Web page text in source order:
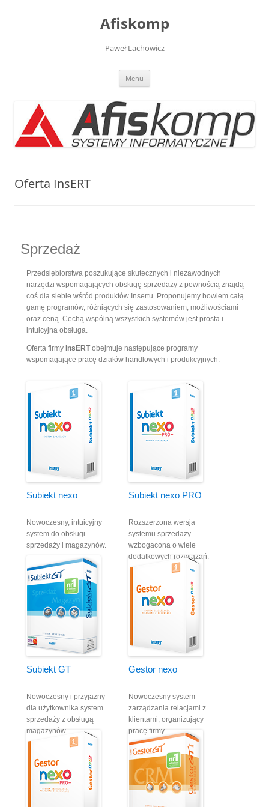
Afiskomp
Paweł Lachowicz
Menu
Oferta InsERT
Sprzedaż
Przedsiębiorstwa poszukujące skutecznych i niezawodnych
narzędzi wspomagających obsługę sprzedaży z pewnością znajdą
coś dla siebie wśród produktów Insertu. Proponujemy bowiem całą
gamę programów, różniących się zastosowaniem, możliwościami
oraz ceną. Cechą wspólną wszystkich systemów jest prosta i
intuicyjna obsługa.
Oferta firmy InsERTobejmuje następujące programy
wspomagające pracę działów handlowych i produkcyjnych:
Subiekt nexo
Nowoczesny, intuicyjny
system do obsługi
sprzedaży i magazynów.
Subiekt nexo PRO
Rozszerzona wersja
systemu sprzedaży
wzbogacona o wiele
dodatkowych rozwiązań.
Subiekt GT
Nowoczesny i przyjazny
dla użytkownika system
sprzedaży z obsługą
magazynów.
Gestor nexo
Nowoczesny system
zarządzania relacjami z
klientami, organizujący
pracę firmy.